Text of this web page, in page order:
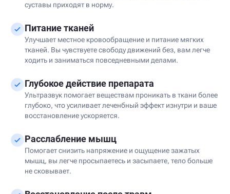
суставы приходят в норму.
Питание тканей
Улучшает местное кровообращение и питание мягких
тканей. Вы чувствуете свободу движений без, вам легче
ходить и заниматься повседневными делами.
Глубокое действие препарата
Ультразвук помогает веществам проникать в ткани более
глубоко, что усиливает леченбный эффект изнутри и ваше
восстановление ускоряется.
Расслабление мышц
Помогает снизить напряжение и ощущение зажатых
мышц, вы легче просыпаетесь и засыпаете, тело больше
не сковывает.